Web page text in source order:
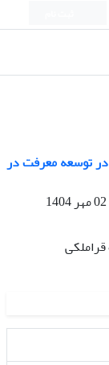
در توسعه معرفت در
02 مهر 1404
قراملکی